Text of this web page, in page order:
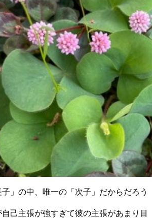
」の中、唯一の「次子」だからだろう
己主張が強すぎて彼の主張があまり目